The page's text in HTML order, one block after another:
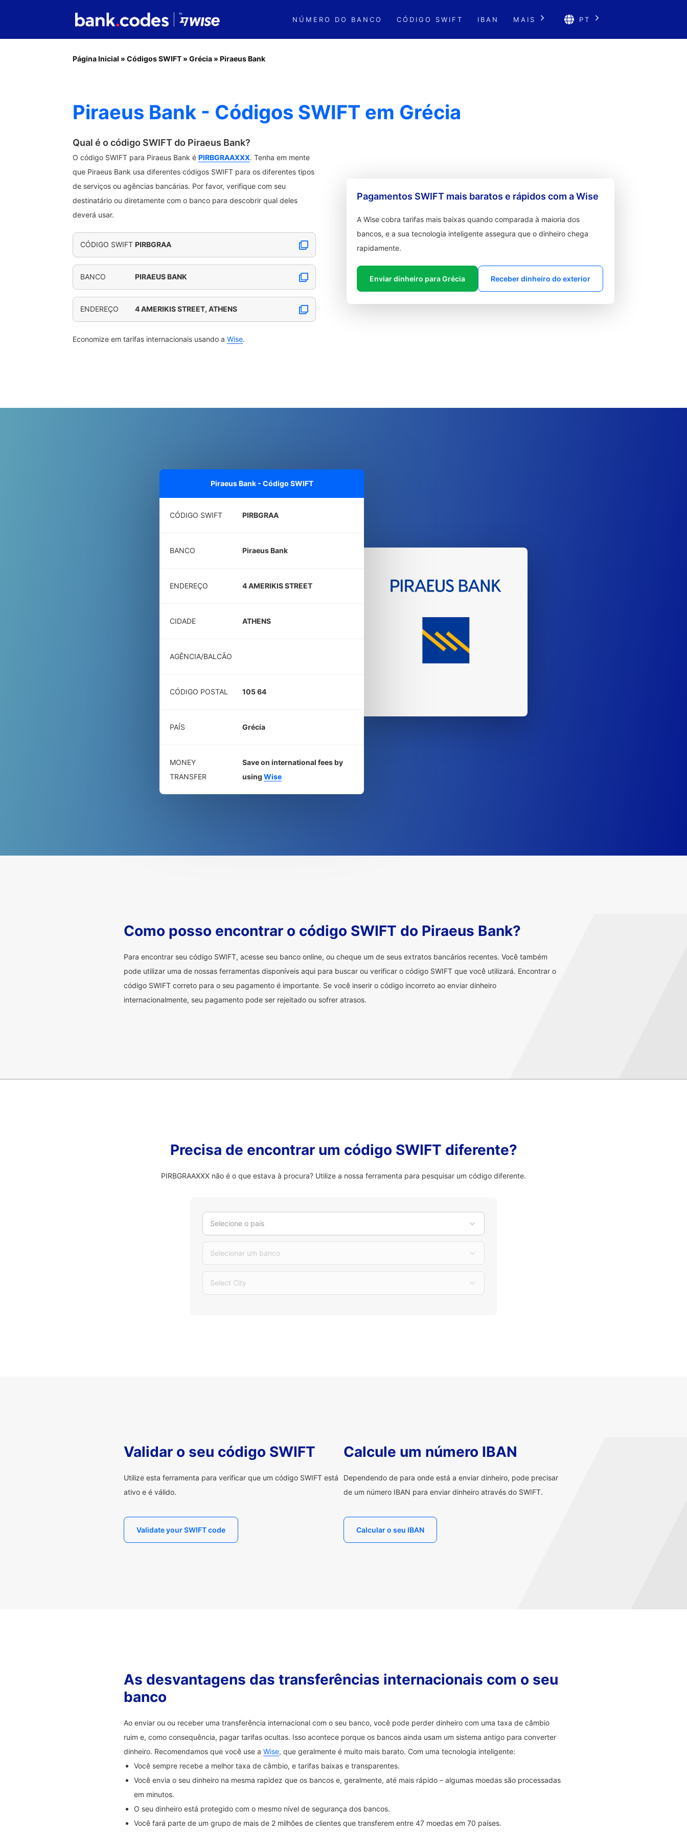
NÚMERO DO BANCO CÓDIGO SWIFT IBAN MAIS PT
Página Inicial » Códigos SWIFT » Grécia » Piraeus Bank
Piraeus Bank - Códigos SWIFT em Grécia
Qual é o código SWIFT do Piraeus Bank?
O código SWIFT para Piraeus Bank é PIRBGRAAXXX. Tenha em mente
que Piraeus Bank usa diferentes códigos SWIFT para os diferentes tipos
de serviços ou agências bancárias. Por favor, verifique com seu
destinatário ou diretamente com o banco para descobrir qual deles
deverá usar.
CÓDIGO SWIFT PIRBGRAA
BANCO PIRAEUS BANK
ENDEREÇO 4 AMERIKIS STREET, ATHENS
Economize em tarifas internacionais usando a Wise.
Pagamentos SWIFT mais baratos e rápidos com a Wise
A Wise cobra tarifas mais baixas quando comparada à maioria dos
bancos, e a sua tecnologia inteligente assegura que o dinheiro chega
rapidamente.
Enviar dinheiro para Grécia Receber dinheiro do exterior
Piraeus Bank - Código SWIFT
CÓDIGO SWIFT PIRBGRAA
BANCO Piraeus Bank
ENDEREÇO 4 AMERIKIS STREET
CIDADE ATHENS
AGÊNCIA/BALCÃO
CÓDIGO POSTAL 105 64
PAÍS Grécia
MONEY
TRANSFER
Save on international fees by
usingWise
Como posso encontrar o código SWIFT do Piraeus Bank?
Para encontrar seu código SWIFT, acesse seu banco online, ou cheque um de seus extratos bancários recentes. Você também
pode utilizar uma de nossas ferramentas disponíveis aqui para buscar ou verificar o código SWIFT que você utilizará. Encontrar o
código SWIFT correto para o seu pagamento é importante. Se você inserir o código incorreto ao enviar dinheiro
internacionalmente, seu pagamento pode ser rejeitado ou sofrer atrasos.
Precisa de encontrar um código SWIFT diferente?
PIRBGRAAXXX não é o que estava à procura? Utilize a nossa ferramenta para pesquisar um código diferente.
Selecione o país
Selecionar um banco
Select City
Validar o seu código SWIFT
Utilize esta ferramenta para verificar que um código SWIFT está
ativo e é válido.
Validate your SWIFT code
Calcule um número IBAN
Dependendo de para onde está a enviar dinheiro, pode precisar
de um número IBAN para enviar dinheiro através do SWIFT.
Calcular o seu IBAN
As desvantagens das transferências internacionais com o seu
banco
Ao enviar ou ou receber uma transferência internacional com o seu banco, você pode perder dinheiro com uma taxa de câmbio
ruim e, como consequência, pagar tarifas ocultas. Isso acontece porque os bancos ainda usam um sistema antigo para converter
dinheiro. Recomendamos que você use a Wise, que geralmente é muito mais barato. Com uma tecnologia inteligente:
Você sempre recebe a melhor taxa de câmbio, e tarifas baixas e transparentes.
Você envia o seu dinheiro na mesma rapidez que os bancos e, geralmente, até mais rápido – algumas moedas são processadas
em minutos.
O seu dinheiro está protegido com o mesmo nível de segurança dos bancos.
Você fará parte de um grupo de mais de 2 milhões de clientes que transferem entre 47 moedas em 70 países.